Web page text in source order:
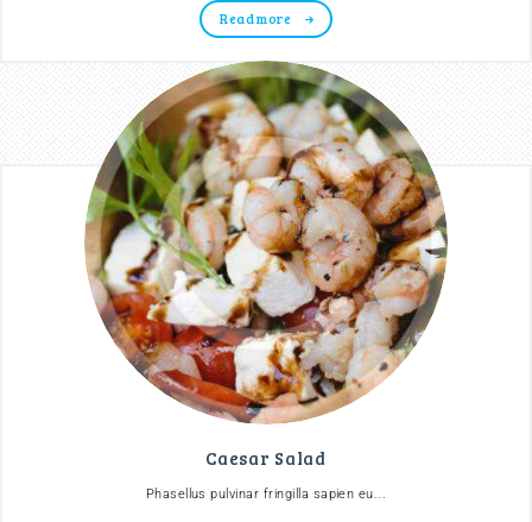
Read more
Caesar Salad
Phasellus pulvinar fringilla sapien eu...